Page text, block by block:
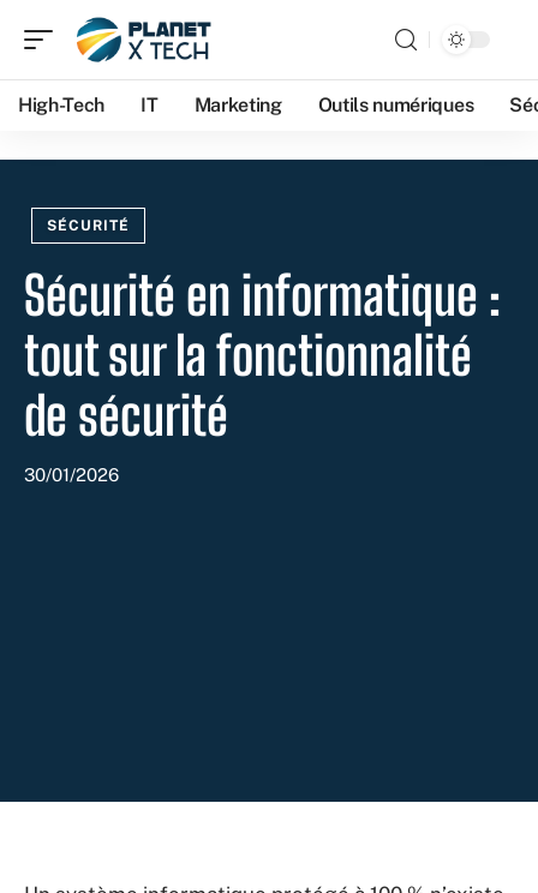
High-Tech IT Marketing Outils numériques
SÉCURITÉ
Sécurité en informatique :
tout sur la fonctionnalité
de sécurité
30/01/2026